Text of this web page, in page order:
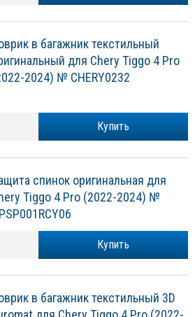
в багажник текстильный
для Chery Tiggo 4 Pro
2024) № CHERY0232
Купить
спинок оригинальная для
Tiggo 4 Pro (2022-2024) №
Купить
в багажник текстильный 3D